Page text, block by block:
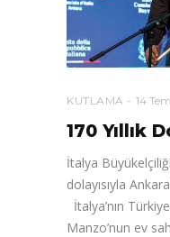
KUTLAMA 14
170 Yıllık
İtalya
dolayısıyla
İtalya’nın
Manzo’nun ev